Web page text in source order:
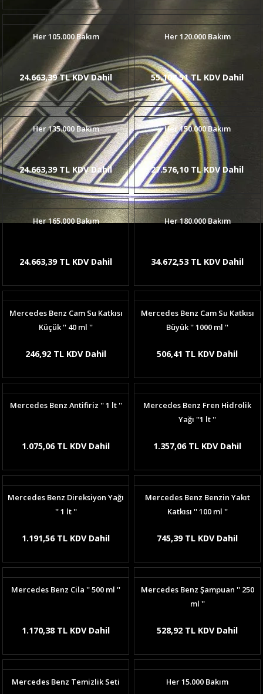
Her 105.000 Bakım
24.663,39 TL KDV Dahil
Her 120.000 Bakım
55.108,51 TL KDV Dahil
Her 135.000 Bakım
24.663,39 TL KDV Dahil
Her 150.000 Bakım
27.576,10 TL KDV Dahil
Her 165.000 Bakım
24.663,39 TL KDV Dahil
Her 180.000 Bakım
34.672,53 TL KDV Dahil
Mercedes Benz Cam Su Katkısı
Küçük '' 40 ml ''
246,92 TL KDV Dahil
Mercedes Benz Cam Su Katkısı
Büyük '' 1000 ml ''
506,41 TL KDV Dahil
Mercedes Benz Antifiriz '' 1 lt ''
1.075,06 TL KDV Dahil
Mercedes Benz Fren Hidrolik
Yağı ''1 lt ''
1.357,06 TL KDV Dahil
Mercedes Benz Direksiyon Yağı
'' 1 lt ''
1.191,56 TL KDV Dahil
Mercedes Benz Benzin Yakıt
Katkısı '' 100 ml ''
745,39 TL KDV Dahil
Mercedes Benz Cila '' 500 ml ''
1.170,38 TL KDV Dahil
Mercedes Benz Şampuan '' 250
ml ''
528,92 TL KDV Dahil
Mercedes Benz Temizlik Seti Her 15.000 Bakım